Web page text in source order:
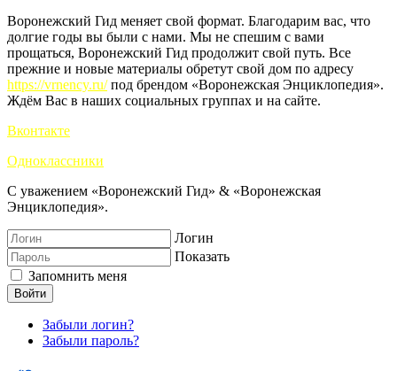
Воронежский Гид меняет свой формат. Благодарим вас, что
долгие годы вы были с нами. Мы не спешим с вами
прощаться, Воронежский Гид продолжит свой путь. Все
прежние и новые материалы обретут свой дом по адресу
https://vrnency.ru/под брендом «Воронежская Энциклопедия».
Ждём Вас в наших социальных группах и на сайте.
Вконтакте
Одноклассники
С уважением «Воронежский Гид» & «Воронежская
Энциклопедия».
Логин
Показать
Запомнить меня
Войти
Забыли логин?
Забыли пароль?